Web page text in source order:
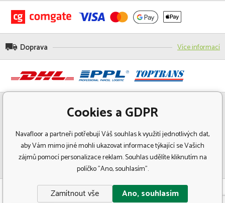
Doprava Více informací
© Copyright 2018 Navafloor - Specializovaný prodej podlahových krytin.
Cookies a GDPR
Navafloor a partneři potřebují Váš souhlas k využití jednotlivých dat,
aby Vám mimo jiné mohli ukazovat informace týkající se Vašich
zájmů pomocí personalizace reklam. Souhlas udělíte kliknutím na
políčko "Ano, souhlasím".
Zamítnout vše Ano, souhlasím